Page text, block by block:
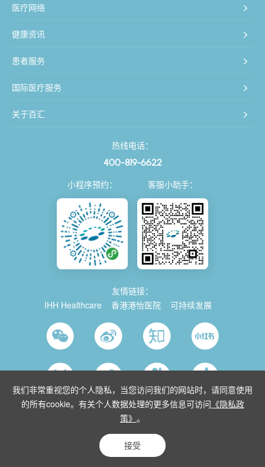
我们非常重视您的个人隐私，当您访问我们的网站时，请同意使用
的所有cookie。有关个人数据处理的更多信息可访问 《隐私政
策》 。
接受
医疗网络
健康资讯
患者服务
国际医疗服务
关于百汇
热线电话：
400-819-6622
小程序预约： 客服小助手：
友情链接：
IHH Healthcare
香港港怡医院 可持续发展
沪ICP备2021035743号-1
沪卫（中医）网复审[2015]第10152号
Powered by Yongsy